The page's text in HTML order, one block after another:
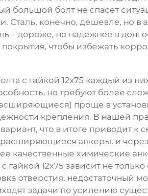
большой болт не спасет
Сталь, конечно, дешевле, но
– дороже, но надежнее в
чтобы избежать
с гайкой 12х75 каждый из
но требуют более
проще в
крепления. В нашей
что в итоге приводит
анкеры, и
качественные химические
гайкой 12х75 зависит не только
отверстия, недостаточный
задачи по усилению